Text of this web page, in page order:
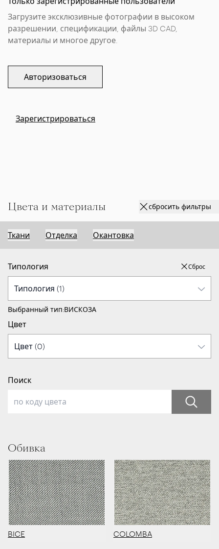
Загрузите эксклюзивные фотографии в высоком
разрешении, спецификации, файлы 3D CAD,
материалы и многое другое.
Авторизоваться
Зарегистрироваться
Цвета и материалы сбросить фильтры
Ткани Отделка Окантовка
Типология Сброс
Выбранный тип:ВИСКОЗА
Цвет
Поиск
Обивка
BICE COLOMBA